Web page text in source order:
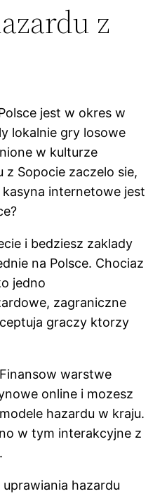
z
jest w okres w
lokalnie gry losowe
w kulturze
z Sopocie zaczelo sie,
internetowe jest
i bedziesz zaklady
na Polsce. Chociaz
jedno
zagraniczne
graczy ktorzy
warstwe
online i mozesz
hazardu w kraju.
w tym interakcyjne z
hazardu